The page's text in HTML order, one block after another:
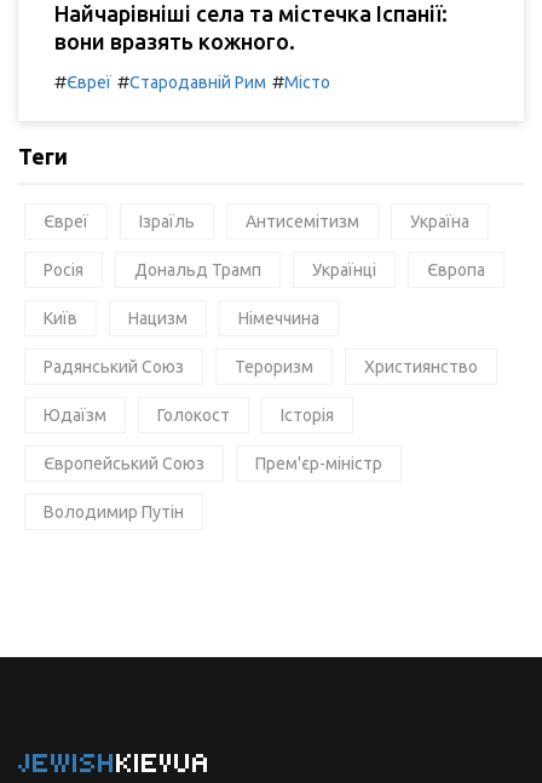
Найчарівніші села та містечка Іспанії:
вони вразять кожного.
#Євреї #Стародавній Рим #Місто
Теги
Євреї Ізраїль Антисемітизм Україна
Росія Дональд Трамп Українці Європа
Київ Нацизм Німеччина
Радянський Союз Тероризм Християнство
Юдаїзм Голокост Історія
Європейський Союз Прем'єр-міністр
Володимир Путін
JEWISHKIEVUA